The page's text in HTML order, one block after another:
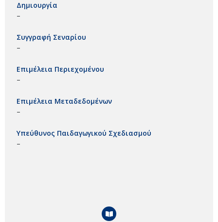
Δημιουργία
–
Συγγραφή Σεναρίου
–
Επιμέλεια Περιεχομένου
–
Επιμέλεια Μεταδεδομένων
–
Υπεύθυνος Παιδαγωγικού Σχεδιασμού
–